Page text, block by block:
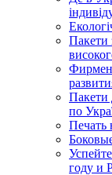
Пакети
Пакети
по
Печать
году и